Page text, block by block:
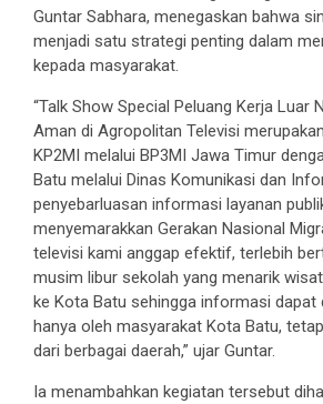
Guntar Sabhara, menegaskan bahwa
menjadi satu strategi penting dalam
kepada masyarakat.
“Talk Show Special Peluang Kerja Luar
Aman di Agropolitan Televisi
KP2MI melalui BP3MI Jawa Timur
Batu melalui Dinas Komunikasi dan
penyebarluasan informasi layanan
menyemarakkan Gerakan Nasional
televisi kami anggap efektif, terlebih
musim libur sekolah yang menarik
ke Kota Batu sehingga informasi dapat
hanya oleh masyarakat Kota Batu,
dari berbagai daerah,” ujar Guntar.
Ia menambahkan kegiatan tersebut